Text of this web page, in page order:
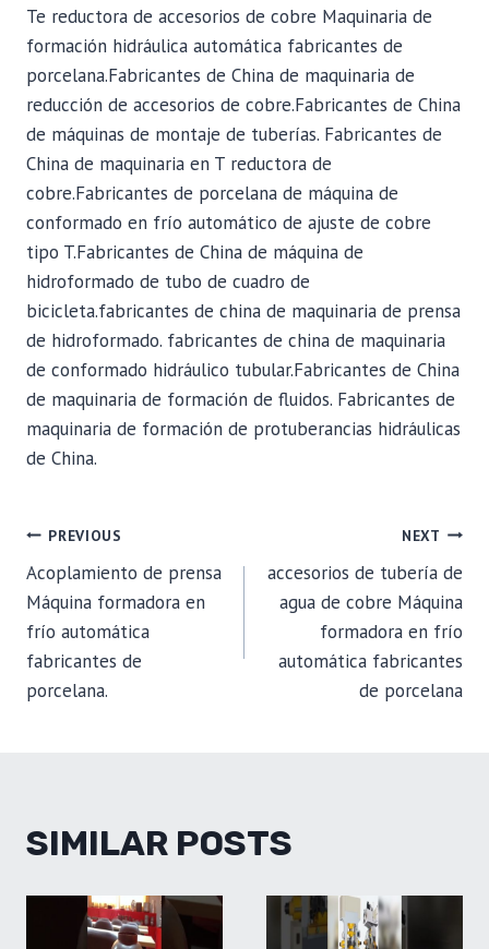
Te reductora de accesorios de cobre Maquinaria de
formación hidráulica automática fabricantes de
porcelana.Fabricantes de China de maquinaria de
reducción de accesorios de cobre.Fabricantes de China
de máquinas de montaje de tuberías. Fabricantes de
China de maquinaria en T reductora de
cobre.Fabricantes de porcelana de máquina de
conformado en frío automático de ajuste de cobre
tipo T.Fabricantes de China de máquina de
hidroformado de tubo de cuadro de
bicicleta.fabricantes de china de maquinaria de prensa
de hidroformado. fabricantes de china de maquinaria
de conformado hidráulico tubular.Fabricantes de China
de maquinaria de formación de fluidos. Fabricantes de
maquinaria de formación de protuberancias hidráulicas
de China.
POST
NAVIGATION
PREVIOUS
Acoplamiento de prensa
Máquina formadora en
frío automática
fabricantes de
porcelana.
NEXT
accesorios de tubería de
agua de cobre Máquina
formadora en frío
automática fabricantes
de porcelana
SIMILAR POSTS